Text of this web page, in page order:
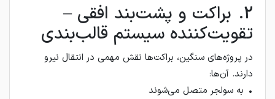
2. براکت و پشت‌بند افقی –
تقویت‌کننده سیستم قالب‌بندی
در پروژه‌های سنگین، براکت‌ها نقش مهمی در انتقال نیرو
دارند. آن‌ها:
• به سولجر متصل می‌شوند